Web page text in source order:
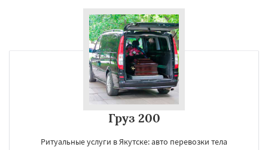
Груз 200
Ритуальные услуги в Якутске: авто перевозки тела